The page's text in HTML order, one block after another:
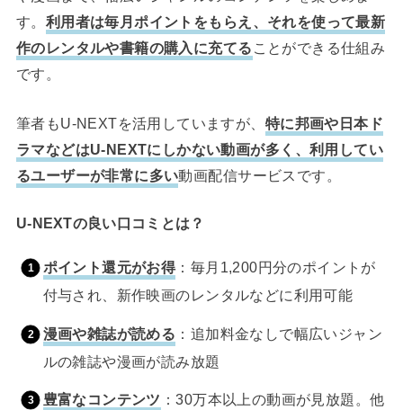
す。 利用者は毎月ポイントをもらえ、それを使って最新
作のレンタルや書籍の購入に充てる ことができる仕組み
です。
筆者もU-NEXTを活用していますが、 特に邦画や日本ド
ラマなどはU-NEXTにしかない動画が多く、利用してい
るユーザーが非常に多い動画配信サービスです。
U-NEXTの良い口コミとは？
ポイント還元がお得：毎月1,200円分のポイントが
付与され、新作映画のレンタルなどに利用可能
漫画や雑誌が読める ：追加料金なしで幅広いジャン
ルの雑誌や漫画が読み放題
豊富なコンテンツ ：30万本以上の動画が見放題。他